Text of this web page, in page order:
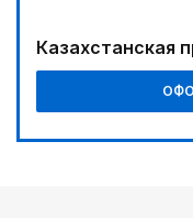
Наш десант на
Shooter
05:00
Вычислен
Казахстанская